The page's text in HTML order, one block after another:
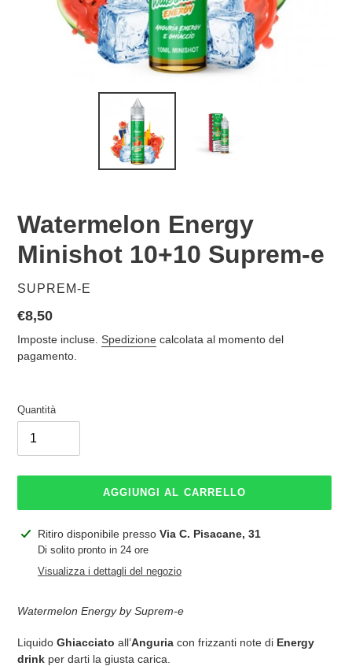
Watermelon Energy
Minishot 10+10 Suprem-e
VENDITORE
SUPREM-E
Prezzo
di
listino
€8,50
Imposte incluse. Spedizione calcolata al momento del
pagamento.
Quantità
AGGIUNGI AL CARRELLO
Inserimento
prodotto
Ritiro disponibile presso Via C. Pisacane, 31
Di solito pronto in 24 ore
Visualizza i dettagli del negozio
Watermelon Energy by Suprem-e
Liquido Ghiacciato all’Anguria con frizzanti note di Energy
drink per darti la giusta carica.